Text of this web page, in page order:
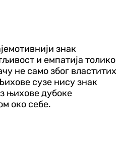
знак
и емпатија толико
не само због властитих
сузе нису знак
њихове дубоке
око себе.